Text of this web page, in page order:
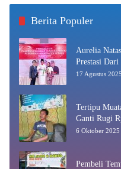
Berita Populer
Aurelia
Prestasi Dari
Kerinci 2025
17 Agustus 2025
Tertipu
Ganti Rugi
6 Oktober 2025
Pembeli